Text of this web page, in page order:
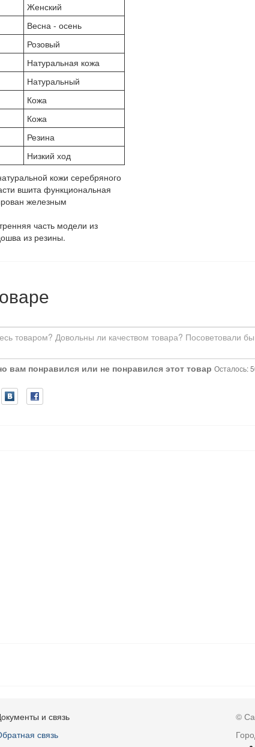
Женский
Весна - осень
Розовый
Натуральная кожа
Натуральный
Кожа
Кожа
Резина
Низкий ход
кожи серебряного
вшита функциональная
железным
часть модели из
из резины.
вам понравился или не понравился этот товар Осталось:
и связь
связь
©